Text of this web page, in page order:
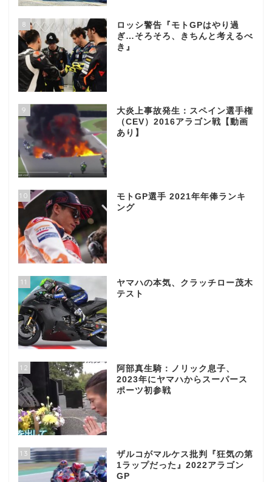
8
ロッシ警告『モトGPはやり過
ぎ…そろそろ、きちんと考えるべ
き』
9
大炎上事故発生：スペイン選手権
（CEV）2016アラゴン戦【動画
あり】
10
モトGP選手 2021年年俸ランキ
ング
11
ヤマハの本気、クラッチロー茂木
テスト
12
阿部真生騎：ノリック息子、
2023年にヤマハからスーパース
ポーツ初参戦
13
ザルコがマルケス批判『狂気の第
1ラップだった』2022アラゴン
GP